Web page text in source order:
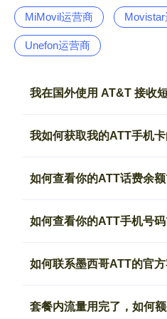
MiMovil运营商
Unefon运营商
我在国外使用 AT&T 接收
我如何获取我的ATT手机
如何查看你的ATT话费余
如何查看你的ATT手机号
如何联系墨西哥ATT的官方
套餐内流量用完了，如何